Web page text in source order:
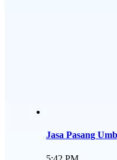
Jasa Pasang